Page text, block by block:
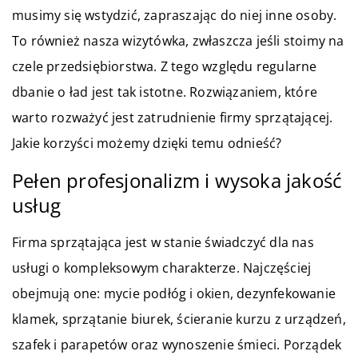
musimy się wstydzić, zapraszając do niej inne osoby.
To również nasza wizytówka, zwłaszcza jeśli stoimy na
czele przedsiębiorstwa. Z tego względu regularne
dbanie o ład jest tak istotne. Rozwiązaniem, które
warto rozważyć jest zatrudnienie firmy sprzątającej.
Jakie korzyści możemy dzięki temu odnieść?
Pełen profesjonalizm i wysoka jakość
usług
Firma sprzątająca jest w stanie świadczyć dla nas
usługi o kompleksowym charakterze. Najczęściej
obejmują one: mycie podłóg i okien, dezynfekowanie
klamek, sprzątanie biurek, ścieranie kurzu z urządzeń,
szafek i parapetów oraz wynoszenie śmieci. Porządek